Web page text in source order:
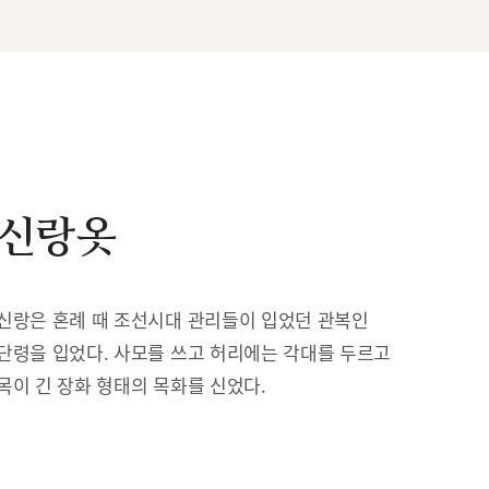
랑옷
랑은 혼례 때 조선시대 관리들이 입었던 관복인
령을 입었다. 사모를 쓰고 허리에는 각대를 두르고
이 긴 장화 형태의 목화를 신었다.